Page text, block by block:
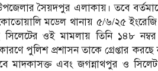
সৈয়দপুর এলাকায়। তবে
মডেল থানায় ৫/৬/২৫
ওই মামলায় তিনি ১৪৮
পুলিশ প্রশাসন তাকে গ্রেপ্তার করছে
মাদকাসক্ত এবং জগন্নাথপুর ও